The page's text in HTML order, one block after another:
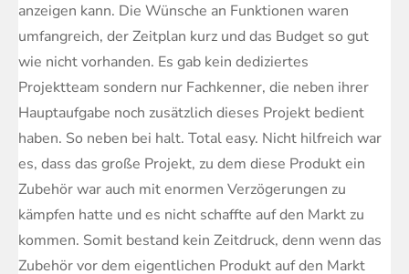
anzeigen kann. Die Wünsche an Funktionen waren
umfangreich, der Zeitplan kurz und das Budget so gut
wie nicht vorhanden. Es gab kein dediziertes
Projektteam sondern nur Fachkenner, die neben ihrer
Hauptaufgabe noch zusätzlich dieses Projekt bedient
haben. So neben bei halt. Total easy. Nicht hilfreich war
es, dass das große Projekt, zu dem diese Produkt ein
Zubehör war auch mit enormen Verzögerungen zu
kämpfen hatte und es nicht schaffte auf den Markt zu
kommen. Somit bestand kein Zeitdruck, denn wenn das
Zubehör vor dem eigentlichen Produkt auf den Markt